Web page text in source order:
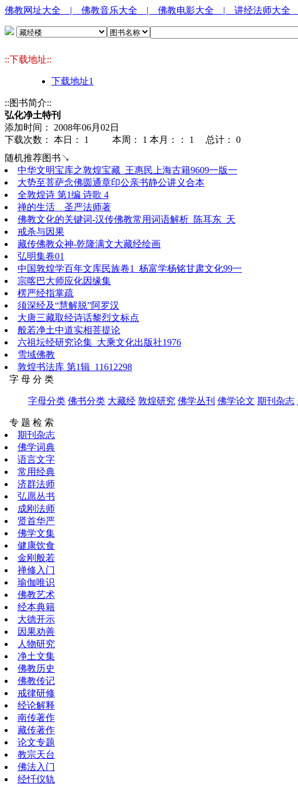
佛教网址大全 | 佛教音乐大全 | 佛教电影大全 | 讲经法师大全
::下载地址::
下载地址1
::图书简介::
弘化净土特刊
添加时间： 2008年06月02日
下载次数： 本日： 1 本周： 1 本月：： 1 总计： 0
随机推荐图书↘
中华文明宝库之敦煌宝藏_王惠民上海古籍9609一版一
大势至菩萨念佛圆通章印公亲书静公讲义合本
全敦煌诗 第1编 诗歌 4
禅的生活 圣严法师著
佛教文化的关键词-汉传佛教常用词语解析_陈耳东_天
戒杀与因果
藏传佛教众神-乾隆满文大藏经绘画
弘明集卷01
中国敦煌学百年文库民族卷1_杨富学杨铭甘肃文化99一
宗喀巴大师应化因缘集
楞严经指掌疏
须深经及“慧解脱”阿罗汉
大唐三藏取经诗话黎烈文标点
般若净土中道实相菩提论
六祖坛经研究论集_大乘文化出版社1976
雪域佛教
敦煌书法库 第1辑_11612298
字 母 分 类
字母分类 佛书分类 大藏经 敦煌研究 佛学丛刊 佛学论文 期刊杂志
专 题 检 索
期刊杂志
佛学词典
语言文字
常用经典
济群法师
弘愿丛书
成刚法师
贤首华严
佛学文集
健康饮食
金刚般若
禅修入门
瑜伽唯识
佛教艺术
经本典籍
大德开示
因果劝善
人物研究
净土文集
佛教历史
佛教传记
戒律研修
经论解释
南传著作
藏传著作
论文专题
教宗天台
佛法入门
经忏仪轨